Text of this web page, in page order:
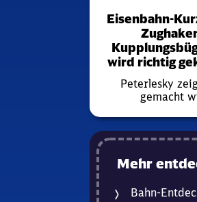
Eisenbahn-
wird richtig
Peterlesky
gemacht
Mehr
Bahn-